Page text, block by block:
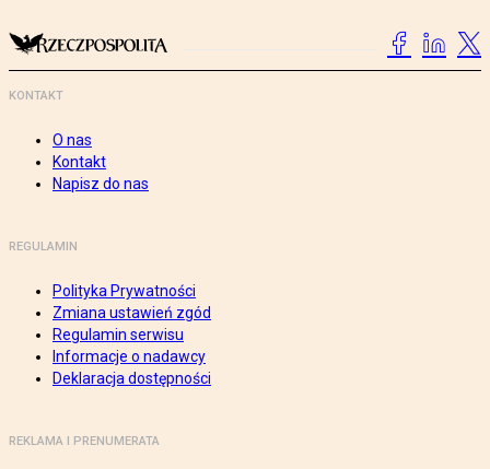
KONTAKT
O nas
Kontakt
Napisz do nas
REGULAMIN
Polityka Prywatności
Zmiana ustawień zgód
Regulamin serwisu
Informacje o nadawcy
Deklaracja dostępności
REKLAMA I PRENUMERATA